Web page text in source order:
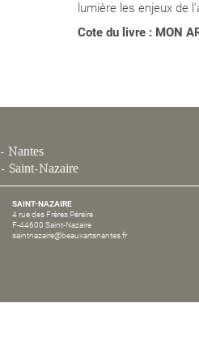
lumière les enjeux de
Cote du livre : MON
- Nantes
- Saint-Nazaire
SAINT-NAZAIRE
4 rue des Frères Péreire
F-44600 Saint-Nazaire
saintnazaire@beauxartsnantes.fr